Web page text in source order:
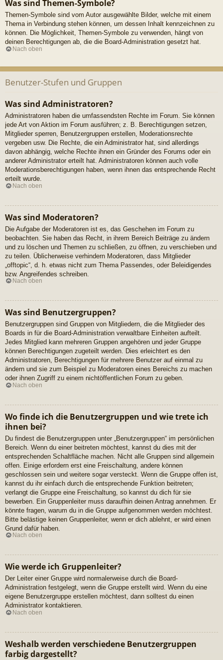
Was sind Themen-Symbole?
Themen-Symbole sind vom Autor ausgewählte Bilder, welche mit einem
Thema in Verbindung stehen können, um dessen Inhalt kennzeichnen zu
können. Die Möglichkeit, Themen-Symbole zu verwenden, hängt von
deinen Berechtigungen ab, die die Board-Administration gesetzt hat.
Nach oben
Benutzer-Stufen und Gruppen
Was sind Administratoren?
Administratoren haben die umfassendsten Rechte im Forum. Sie können
jede Art von Aktion im Forum ausführen; z. B. Berechtigungen setzen,
Mitglieder sperren, Benutzergruppen erstellen, Moderationsrechte
vergeben usw. Die Rechte, die ein Administrator hat, sind allerdings
davon abhängig, welche Rechte ihnen ein Gründer des Forums oder ein
anderer Administrator erteilt hat. Administratoren können auch volle
Moderationsberechtigungen haben, wenn ihnen das entsprechende Recht
erteilt wurde.
Nach oben
Was sind Moderatoren?
Die Aufgabe der Moderatoren ist es, das Geschehen im Forum zu
beobachten. Sie haben das Recht, in ihrem Bereich Beiträge zu ändern
und zu löschen und Themen zu schließen, zu öffnen, zu verschieben und
zu teilen. Üblicherweise verhindern Moderatoren, dass Mitglieder
„offtopic“, d. h. etwas nicht zum Thema Passendes, oder Beleidigendes
bzw. Angreifendes schreiben.
Nach oben
Was sind Benutzergruppen?
Benutzergruppen sind Gruppen von Mitgliedern, die die Mitglieder des
Boards in für die Board-Administration verwaltbare Einheiten aufteilt.
Jedes Mitglied kann mehreren Gruppen angehören und jeder Gruppe
können Berechtigungen zugeteilt werden. Dies erleichtert es den
Administratoren, Berechtigungen für mehrere Benutzer auf einmal zu
ändern und sie zum Beispiel zu Moderatoren eines Bereichs zu machen
oder ihnen Zugriff zu einem nichtöffentlichen Forum zu geben.
Nach oben
Wo finde ich die Benutzergruppen und wie trete ich
ihnen bei?
Du findest die Benutzergruppen unter „Benutzergruppen“ im persönlichen
Bereich. Wenn du einer beitreten möchtest, kannst du dies mit der
entsprechenden Schaltfläche machen. Nicht alle Gruppen sind allgemein
offen. Einige erfordern erst eine Freischaltung, andere können
geschlossen sein und weitere sogar versteckt. Wenn die Gruppe offen ist,
kannst du ihr einfach durch die entsprechende Funktion beitreten;
verlangt die Gruppe eine Freischaltung, so kannst du dich für sie
bewerben. Ein Gruppenleiter muss daraufhin deinen Antrag annehmen. Er
könnte fragen, warum du in die Gruppe aufgenommen werden möchtest.
Bitte belästige keinen Gruppenleiter, wenn er dich ablehnt, er wird einen
Grund dafür haben.
Nach oben
Wie werde ich Gruppenleiter?
Der Leiter einer Gruppe wird normalerweise durch die Board-
Administration festgelegt, wenn die Gruppe erstellt wird. Wenn du eine
eigene Benutzergruppe erstellen möchtest, dann solltest du einen
Administrator kontaktieren.
Nach oben
Weshalb werden verschiedene Benutzergruppen
farbig dargestellt?